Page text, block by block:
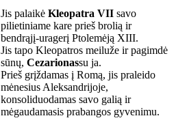
Jis palaikė Kleopatra VIIsavo
pilietiniame kare prieš brolią ir
bendrąjį-uragerį Ptolemėją XIII.
Jis tapo Kleopatros meiluže ir pagimdė
sūnų, Cezarionassu ja.
Prieš grįždamas į Romą, jis praleido
mėnesius Aleksandrijoje,
konsoliduodamas savo galią ir
mėgaudamasis prabangos gyvenimu.